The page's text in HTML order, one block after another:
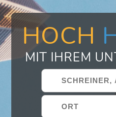
HOCH
MIT IHREM